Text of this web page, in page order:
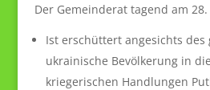
Der Gemeinderat tagend am
Ist erschüttert angesichts des
ukrainische Bevölkerung in
kriegerischen Handlungen